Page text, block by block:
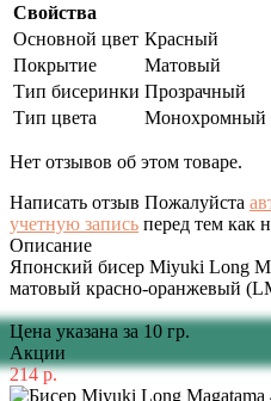
Свойства
Основной цвет Красный
Покрытие
Матовый
Тип бисеринки Прозрачный
Тип цвета
Монохромный
Нет отзывов об этом товаре.
Написать отзыв Пожалуйста
учетную запись перед тем как
Описание
Японский бисер Miyuki Long
матовый красно-оранжевый
Цена указана за 10 гр.
Акции
214 р.